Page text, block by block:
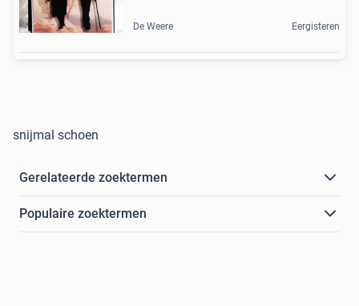
De Weere Eergisteren
snijmal schoen
Gerelateerde zoektermen
Populaire zoektermen